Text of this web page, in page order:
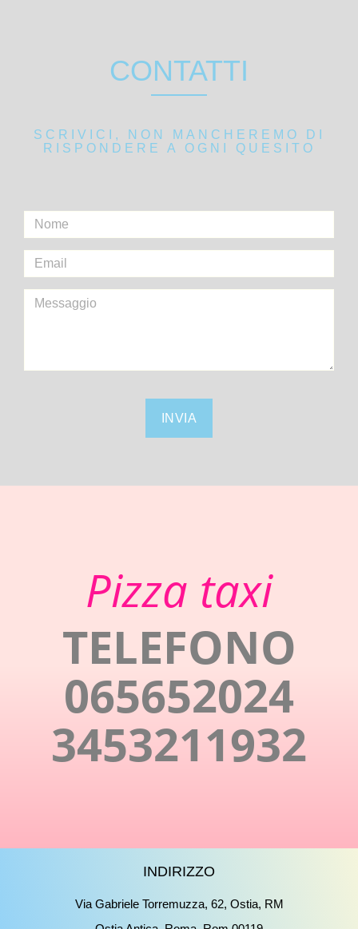
CONTATTI
SCRIVICI, NON MANCHEREMO DI
RISPONDERE A OGNI QUESITO
INVIA
Pizza taxi
TELEFONO
065652024
3453211932
INDIRIZZO
Via Gabriele Torremuzza, 62, Ostia, RM